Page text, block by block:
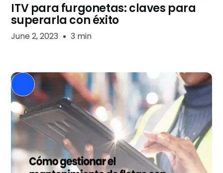
ITV para furgonetas: claves para
superarla con éxito
June 2, 2023 3 min